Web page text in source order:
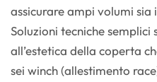
assicurare ampi volumi
Soluzioni tecniche
all’estetica della coperta
sei winch (allestimento